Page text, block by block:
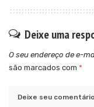
Deixe uma
O seu endereço de e-
são marcados com *